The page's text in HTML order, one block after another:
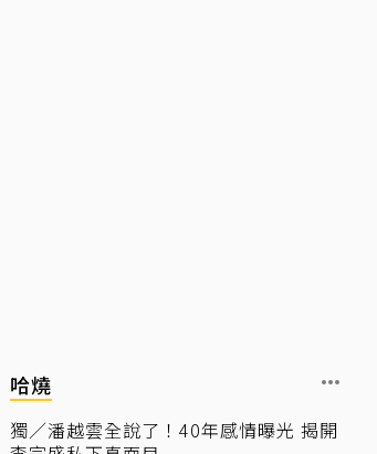
哈燒
獨／潘越雲全說了！40年感情曝光 揭開